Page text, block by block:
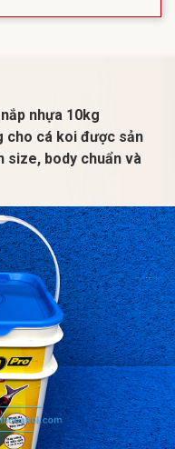
nhựa 10kg
cho cá koi được sản
size, body chuẩn và